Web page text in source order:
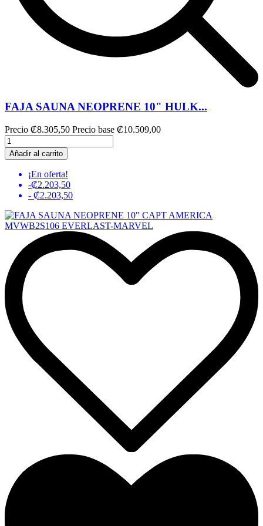
FAJA SAUNA NEOPRENE 10" HULK...
Precio ₡8.305,50 Precio base ₡10.509,00
Añadir al carrito
¡En oferta!
-₡2.203,50
- ₡2.203,50